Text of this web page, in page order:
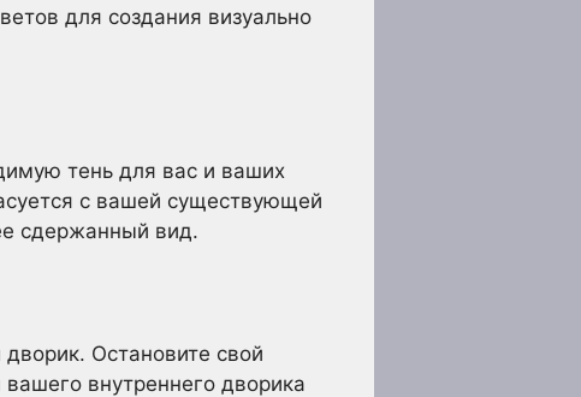
для создания визуально
тень для вас и ваших
с вашей существующей
сдержанный вид.
Остановите свой
внутреннего дворика